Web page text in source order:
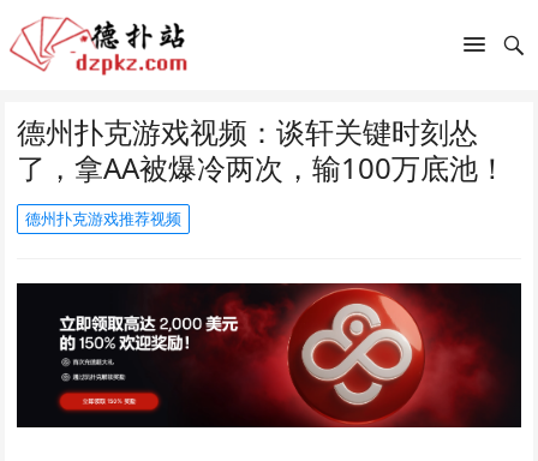
德州扑克游戏视频：谈轩关键时刻怂
了，拿AA被爆冷两次，输100万底池！
德州扑克游戏推荐视频